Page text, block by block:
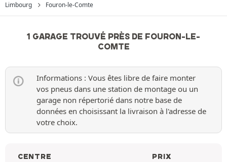
Limbourg Fouron-le-Comte
1 GARAGE TROUVÉ PRÈS DE FOURON-LE-
COMTE
Informations : Vous êtes libre de faire monter
vos pneus dans une station de montage ou un
garage non répertorié dans notre base de
données en choisissant la livraison à l'adresse de
votre choix.
CENTRE PRIX